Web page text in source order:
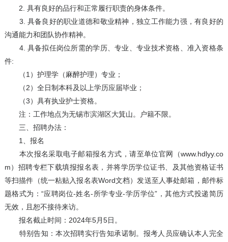
2. 具有良好的品行和正常履行职责的身体条件。
3. 具备良好的职业道德和敬业精神，独立工作能力强，有良好的
沟通能力和团队协作精神。
4. 具备拟任岗位所需的学历、专业、专业技术资格、准入资格条
件:
（1）护理学（麻醉护理）专业；
（2）全日制本科及以上学历应届毕业；
（3）具有执业护士资格。
注：工作地点为无锡市滨湖区大箕山。户籍不限。
三、招聘办法：
1、报名
本次报名采取电子邮箱报名方式，请至单位官网（www.hdlyy.co
m）招聘专栏下载填报报名表，并将学历学位证书、及其他资格证书
等扫描件（统一粘贴入报名表Word文档）发送至人事处邮箱，邮件标
题格式为：“应聘岗位-姓名-所学专业-学历学位”，其他方式投递简历
无效，且恕不接待来访。
报名截止时间：2024年5月5日。
特别告知：本次招聘实行告知承诺制。报考人员应确认本人完全